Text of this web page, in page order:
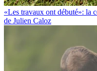
«Les travaux ont débuté»: la
de Julien Caloz